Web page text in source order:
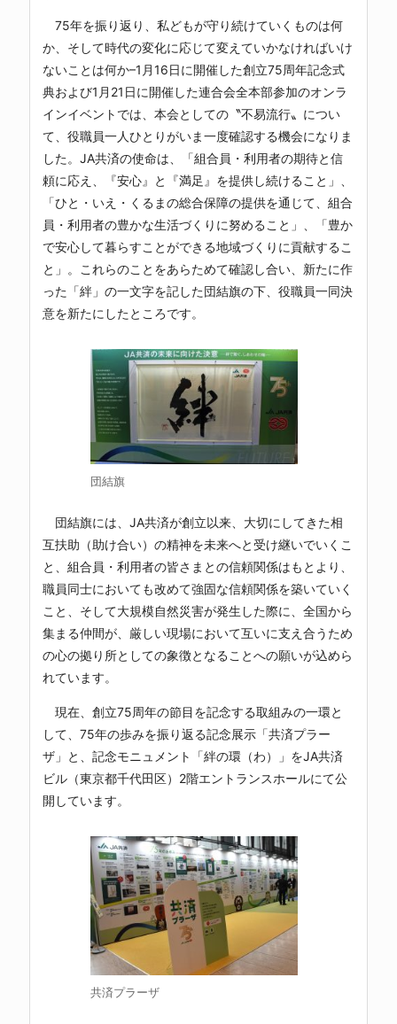
75年を振り返り、私どもが守り続けていくものは何
か、そして時代の変化に応じて変えていかなければいけ
ないことは何か–1月16日に開催した創立75周年記念式
典および1月21日に開催した連合会全本部参加のオンラ
インイベントでは、本会としての〝不易流行〟につい
て、役職員一人ひとりがいま一度確認する機会になりま
した。JA共済の使命は、「組合員・利用者の期待と信
頼に応え、『安心』と『満足』を提供し続けること」、
「ひと・いえ・くるまの総合保障の提供を通じて、組合
員・利用者の豊かな生活づくりに努めること」、「豊か
で安心して暮らすことができる地域づくりに貢献するこ
と」。これらのことをあらためて確認し合い、新たに作
った「絆」の一文字を記した団結旗の下、役職員一同決
意を新たにしたところです。
団結旗
団結旗には、JA共済が創立以来、大切にしてきた相
互扶助（助け合い）の精神を未来へと受け継いでいくこ
と、組合員・利用者の皆さまとの信頼関係はもとより、
職員同士においても改めて強固な信頼関係を築いていく
こと、そして大規模自然災害が発生した際に、全国から
集まる仲間が、厳しい現場において互いに支え合うため
の心の拠り所としての象徴となることへの願いが込めら
れています。
現在、創立75周年の節目を記念する取組みの一環と
して、75年の歩みを振り返る記念展示「共済プラー
ザ」と、記念モニュメント「絆の環（わ）」をJA共済
ビル（東京都千代田区）2階エントランスホールにて公
開しています。
共済プラーザ